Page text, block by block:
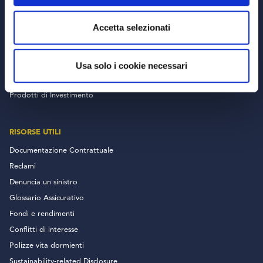
Accetta selezionati
Usa solo i cookie necessari
Prodotti di Investimento
RISORSE UTILI
Documentazione Contrattuale
Reclami
Denuncia un sinistro
Glossario Assicurativo
Fondi e rendimenti
Conflitti di interesse
Polizze vita dormienti
Sustainability-related Disclosure